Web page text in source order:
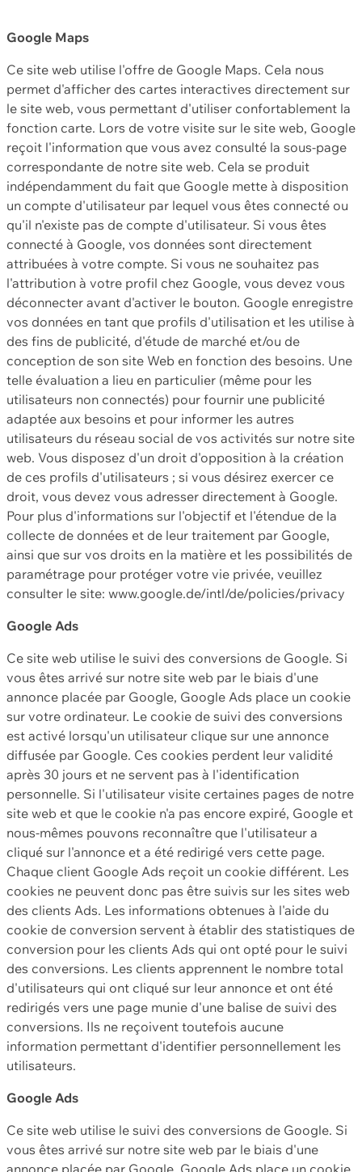
Google Maps
Ce site web utilise l'offre de Google Maps. Cela nous
permet d'afficher des cartes interactives directement sur
le site web, vous permettant d'utiliser confortablement la
fonction carte. Lors de votre visite sur le site web, Google
reçoit l'information que vous avez consulté la sous-page
correspondante de notre site web. Cela se produit
indépendamment du fait que Google mette à disposition
un compte d'utilisateur par lequel vous êtes connecté ou
qu'il n'existe pas de compte d'utilisateur. Si vous êtes
connecté à Google, vos données sont directement
attribuées à votre compte. Si vous ne souhaitez pas
l'attribution à votre profil chez Google, vous devez vous
déconnecter avant d'activer le bouton. Google enregistre
vos données en tant que profils d'utilisation et les utilise à
des fins de publicité, d'étude de marché et/ou de
conception de son site Web en fonction des besoins. Une
telle évaluation a lieu en particulier (même pour les
utilisateurs non connectés) pour fournir une publicité
adaptée aux besoins et pour informer les autres
utilisateurs du réseau social de vos activités sur notre site
web. Vous disposez d'un droit d'opposition à la création
de ces profils d'utilisateurs ; si vous désirez exercer ce
droit, vous devez vous adresser directement à Google.
Pour plus d'informations sur l'objectif et l'étendue de la
collecte de données et de leur traitement par Google,
ainsi que sur vos droits en la matière et les possibilités de
paramétrage pour protéger votre vie privée, veuillez
consulter le site: www.google.de/intl/de/policies/privacy
Google Ads
Ce site web utilise le suivi des conversions de Google. Si
vous êtes arrivé sur notre site web par le biais d'une
annonce placée par Google, Google Ads place un cookie
sur votre ordinateur. Le cookie de suivi des conversions
est activé lorsqu'un utilisateur clique sur une annonce
diffusée par Google. Ces cookies perdent leur validité
après 30 jours et ne servent pas à l'identification
personnelle. Si l'utilisateur visite certaines pages de notre
site web et que le cookie n'a pas encore expiré, Google et
nous-mêmes pouvons reconnaître que l'utilisateur a
cliqué sur l'annonce et a été redirigé vers cette page.
Chaque client Google Ads reçoit un cookie différent. Les
cookies ne peuvent donc pas être suivis sur les sites web
des clients Ads. Les informations obtenues à l'aide du
cookie de conversion servent à établir des statistiques de
conversion pour les clients Ads qui ont opté pour le suivi
des conversions. Les clients apprennent le nombre total
d'utilisateurs qui ont cliqué sur leur annonce et ont été
redirigés vers une page munie d'une balise de suivi des
conversions. Ils ne reçoivent toutefois aucune
information permettant d'identifier personnellement les
utilisateurs.
Google Ads
Ce site web utilise le suivi des conversions de Google. Si
vous êtes arrivé sur notre site web par le biais d'une